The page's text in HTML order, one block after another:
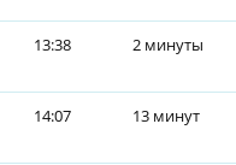
13:38 2 минуты
14:07 13 минут